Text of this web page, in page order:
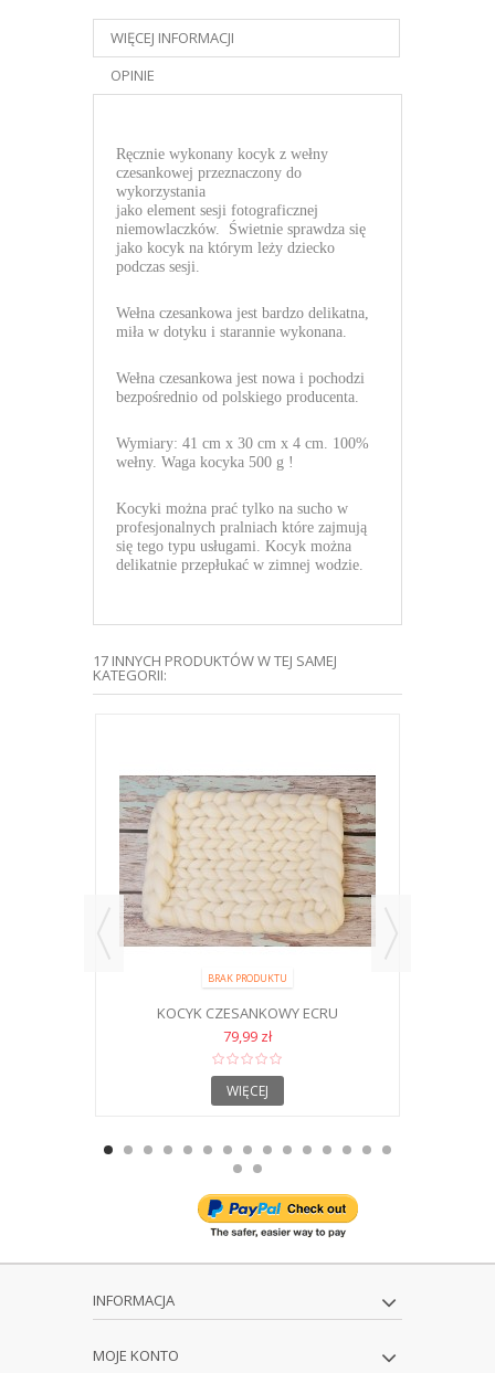
WIĘCEJ INFORMACJI
OPINIE
Ręcznie wykonany kocyk z wełny
czesankowej przeznaczony do
wykorzystania
jako element sesji fotograficznej
niemowlaczków. Świetnie sprawdza się
jako kocyk na którym leży dziecko
podczas sesji.
Wełna czesankowa jest bardzo delikatna,
miła w dotyku i starannie wykonana.
Wełna czesankowa jest nowa i pochodzi
bezpośrednio od polskiego producenta.
Wymiary: 41 cm x 30 cm x 4 cm. 100%
wełny. Waga kocyka 500 g !
Kocyki można prać tylko na sucho w
profesjonalnych pralniach które zajmują
się tego typu usługami. Kocyk można
delikatnie przepłukać w zimnej wodzie.
17 INNYCH PRODUKTÓW W TEJ SAMEJ
KATEGORII:
BRAK PRODUKTU
KOCYK CZESANKOWY ECRU
79,99 zł
WIĘCEJ
INFORMACJA
MOJE KONTO